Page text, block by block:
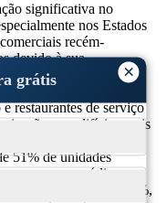
×
grátis
significativa no
nos Estados
recém-
devido à sua
A demanda é forte
com 42% das
restaurantes de serviço
em edifícios mais
ano. A região
51% de unidades
os códigos
cresceu quase 29%,